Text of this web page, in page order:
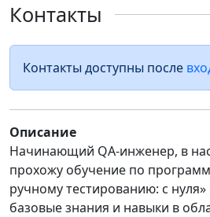
Контакты
Контакты доступны после
Описание
Начинающий QA-инженер, в
прохожу обучение по
ручному тестированию: c
базовые знания и навыки в